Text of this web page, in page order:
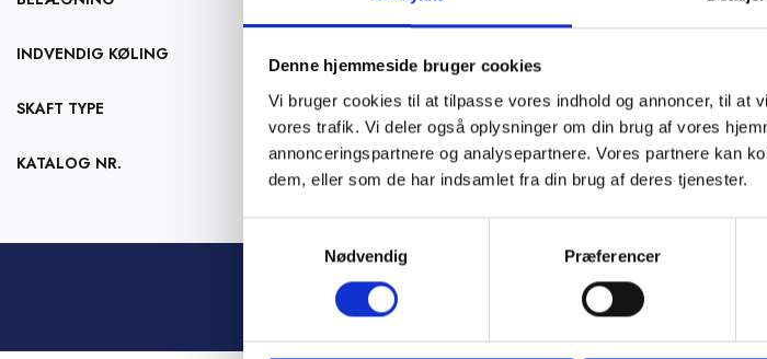
Denne hjemmeside bruger cookies
Vi bruger cookies til at tilpasse vores indhold og annoncer, til at
vores trafik. Vi deler også oplysninger om din brug af vores
annonceringspartnere og analysepartnere. Vores partnere kan
dem, eller som de har indsamlet fra din brug af deres tjenester.
Nødvendig
Præferencer
INDVENDIG KØLING
SKAFT TYPE
KATALOG NR.
Vi står klar til at hjælpe dig med din